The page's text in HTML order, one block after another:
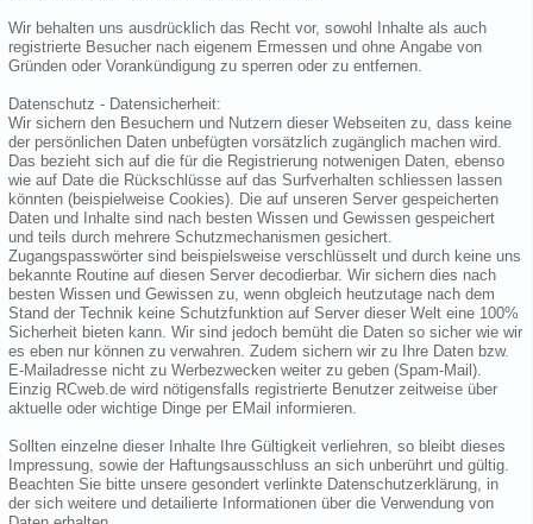
Wir behalten uns ausdrücklich das Recht vor, sowohl Inhalte als auch
registrierte Besucher nach eigenem Ermessen und ohne Angabe von
Gründen oder Vorankündigung zu sperren oder zu entfernen.
Datenschutz - Datensicherheit:
Wir sichern den Besuchern und Nutzern dieser Webseiten zu, dass keine
der persönlichen Daten unbefügten vorsätzlich zugänglich machen wird.
Das bezieht sich auf die für die Registrierung notwenigen Daten, ebenso
wie auf Date die Rückschlüsse auf das Surfverhalten schliessen lassen
könnten (beispielweise Cookies). Die auf unseren Server gespeicherten
Daten und Inhalte sind nach besten Wissen und Gewissen gespeichert
und teils durch mehrere Schutzmechanismen gesichert.
Zugangspasswörter sind beispielsweise verschlüsselt und durch keine uns
bekannte Routine auf diesen Server decodierbar. Wir sichern dies nach
besten Wissen und Gewissen zu, wenn obgleich heutzutage nach dem
Stand der Technik keine Schutzfunktion auf Server dieser Welt eine 100%
Sicherheit bieten kann. Wir sind jedoch bemüht die Daten so sicher wie wir
es eben nur können zu verwahren. Zudem sichern wir zu Ihre Daten bzw.
E-Mailadresse nicht zu Werbezwecken weiter zu geben (Spam-Mail).
Einzig RCweb.de wird nötigensfalls registrierte Benutzer zeitweise über
aktuelle oder wichtige Dinge per EMail informieren.
Sollten einzelne dieser Inhalte Ihre Gültigkeit verliehren, so bleibt dieses
Impressung, sowie der Haftungsausschluss an sich unberührt und gültig.
Beachten Sie bitte unsere gesondert verlinkte Datenschutzerklärung, in
der sich weitere und detailierte Informationen über die Verwendung von